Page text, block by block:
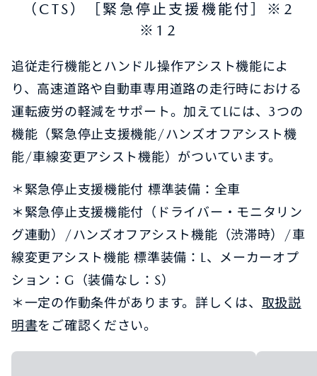
（CTS）［緊急停止支援機能付］​※2
※12
追従走行機能とハンドル操作アシスト機能によ
り、高速道路や自動車専用道路の走行時における
運転疲労の軽減をサポート。加えてLには、3つの
機能（緊急停止支援機能/ハンズオフアシスト機
能/車線変更アシスト機能）がついています。
＊緊急停止支援機能付 標準装備：全車​
＊緊急停止支援機能付（ドライバー・モニタリン
グ連動）/ハンズオフアシスト機能（渋滞時）/車
線変更アシスト機能 標準装備：L、メーカーオプ
ション：G（装備なし：S）
＊一定の作動条件があります。詳しくは、 取扱説
明書をご確認ください。